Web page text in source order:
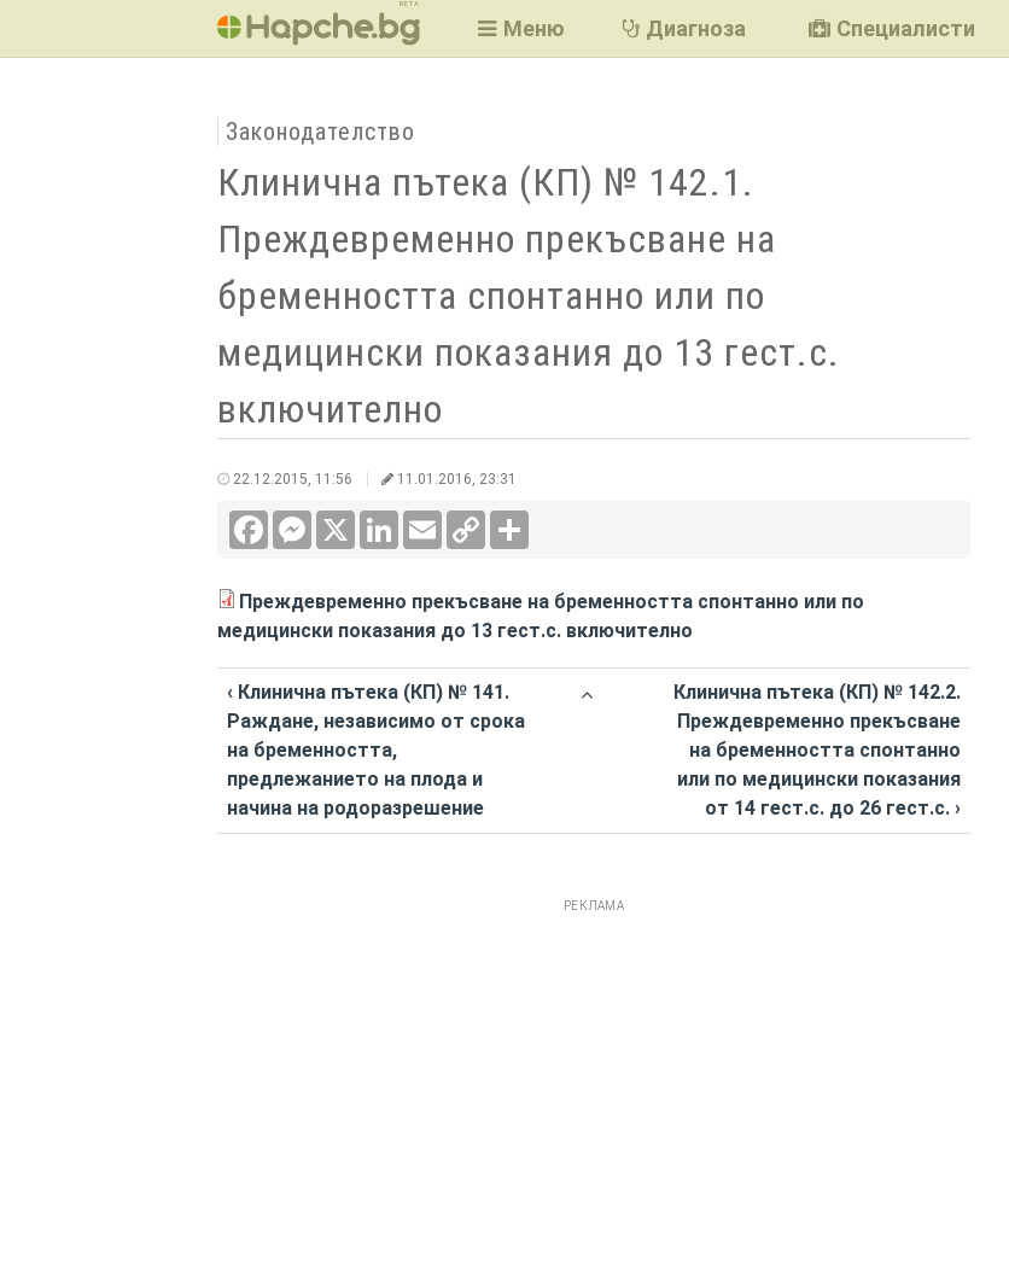
BETA
Меню Диагноза Специалисти
Законодателство
Клинична пътека (КП) № 142.1.
Преждевременно прекъсване на
бременността спонтанно или по
медицински показания до 13 гест.с.
включително
22.12.2015, 11:56 11.01.2016, 23:31
FacebookMessenger LinkedInEmail
Copy
Link
Преждевременно прекъсване на бременността спонтанно или по
медицински показания до 13 гест.с. включително
‹ Клинична пътека (КП) № 141.
Раждане, независимо от срока
на бременността,
предлежанието на плода и
начина на родоразрешение
Клинична пътека (КП) № 142.2.
Преждевременно прекъсване
на бременността спонтанно
или по медицински показания
от 14 гест.с. до 26 гест.с. ›
РЕКЛАМА